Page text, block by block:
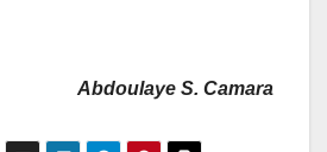
Abdoulaye S. Camara